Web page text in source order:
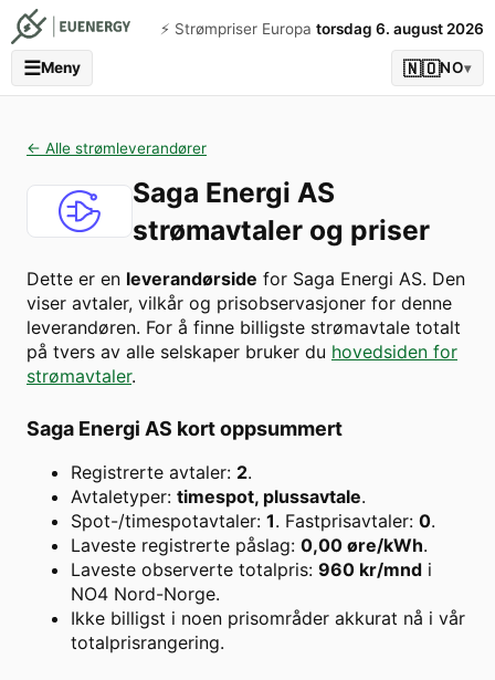
⚡️ Strømpriser Europa torsdag 6. august 2026
☰Meny 🇳🇴NO▾
← Alle strømleverandører
Saga Energi AS
strømavtaler og priser
Dette er en leverandørside for Saga Energi AS. Den
viser avtaler, vilkår og prisobservasjoner for denne
leverandøren. For å finne billigste strømavtale totalt
på tvers av alle selskaper bruker du hovedsiden for
strømavtaler.
Saga Energi AS kort oppsummert
Registrerte avtaler: 2.
Avtaletyper: timespot, plussavtale.
Spot-/timespotavtaler: 1. Fastprisavtaler: 0.
Laveste registrerte påslag: 0,00 øre/kWh.
Laveste observerte totalpris: 960 kr/mnd i
NO4 Nord-Norge.
Ikke billigst i noen prisområder akkurat nå i vår
totalprisrangering.